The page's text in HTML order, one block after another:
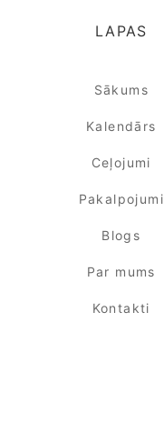
LAPAS
Sākums
Kalendārs
Ceļojumi
Pakalpojumi
Blogs
Par mums
Kontakti